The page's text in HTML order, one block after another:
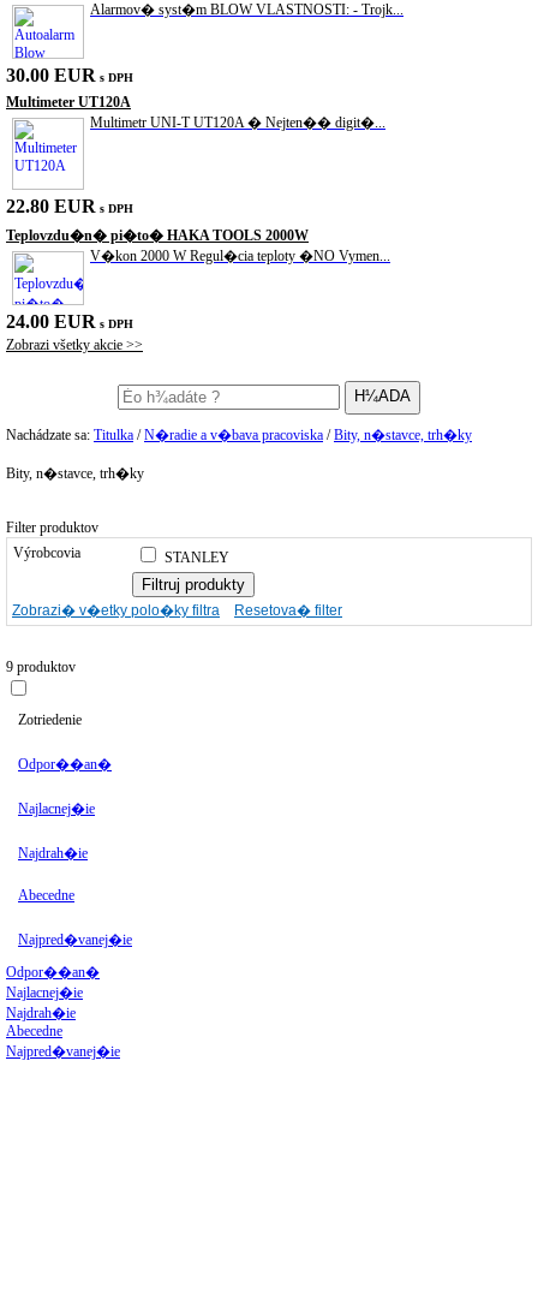
Alarmov� syst�m BLOW VLASTNOSTI: - Trojk...
30.00 EUR s DPH
Multimeter UT120A
Multimetr UNI-T UT120A � Nejten�� digit�...
22.80 EUR s DPH
Teplovzdu�n� pi�to� HAKA TOOLS 2000W
V�kon 2000 W Regul�cia teploty �NO Vymen...
24.00 EUR s DPH
Zobrazi všetky akcie >>
Nachádzate sa: Titulka /N�radie a v�bava pracoviska /Bity, n�stavce, trh�ky
Bity, n�stavce, trh�ky
Filter produktov
Výrobcovia
STANLEY
Zobrazi� v�etky polo�ky filtra Resetova� filter
9 produktov
Zotriedenie
Odpor��an�
Najlacnej�ie
Najdrah�ie
Abecedne
Najpred�vanej�ie
Odpor��an�
Najlacnej�ie
Najdrah�ie
Abecedne
Najpred�vanej�ie